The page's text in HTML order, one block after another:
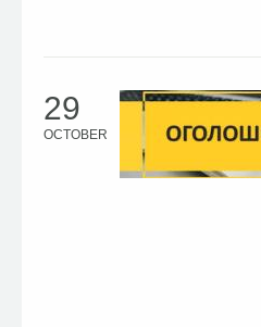
29
OCTOBER